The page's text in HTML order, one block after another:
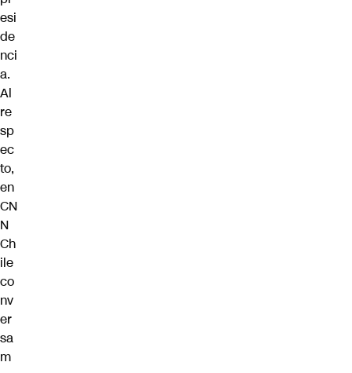
esi
de
nci
a.
Al
re
sp
ec
to,
en
CN
N
Ch
ile
co
nv
er
sa
m